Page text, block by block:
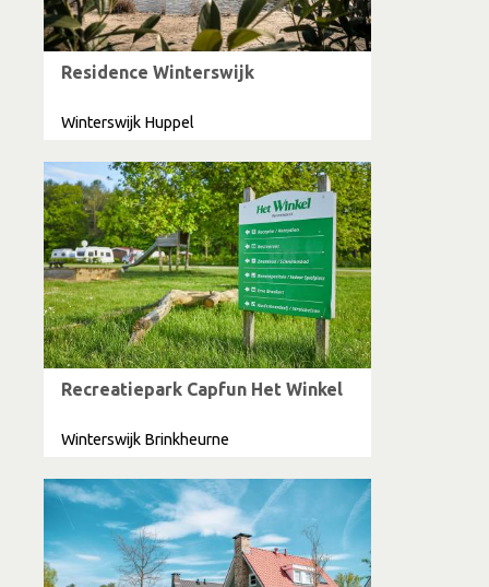
Residence Winterswijk
Winterswijk Huppel
Recreatiepark Capfun Het Winkel
Winterswijk Brinkheurne